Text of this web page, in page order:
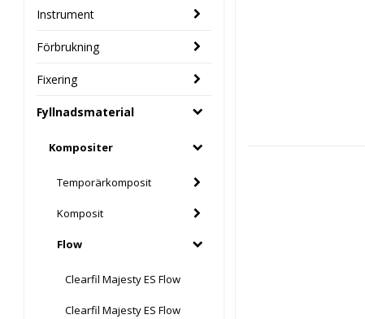
Instrument
Förbrukning
Fixering
Fyllnadsmaterial
Kompositer
Temporärkomposit
Komposit
Flow
Clearfil Majesty ES Flow
Clearfil Majesty ES Flow